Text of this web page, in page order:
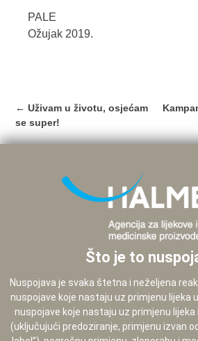
PALE
Ožujak 2019.
Post
navigation
← Uživam u životu, osjećam
se super!
Što je to
Nuspojava je svaka štetna i neželjena
nuspojave koje nastaju uz primjenu lijeka
nuspojave koje nastaju uz primjenu
(uključujući predoziranje, primjenu izvan